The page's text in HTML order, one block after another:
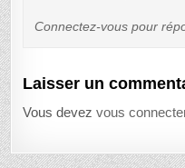
Connectez-vous pour
Laisser un
Vous devezvous